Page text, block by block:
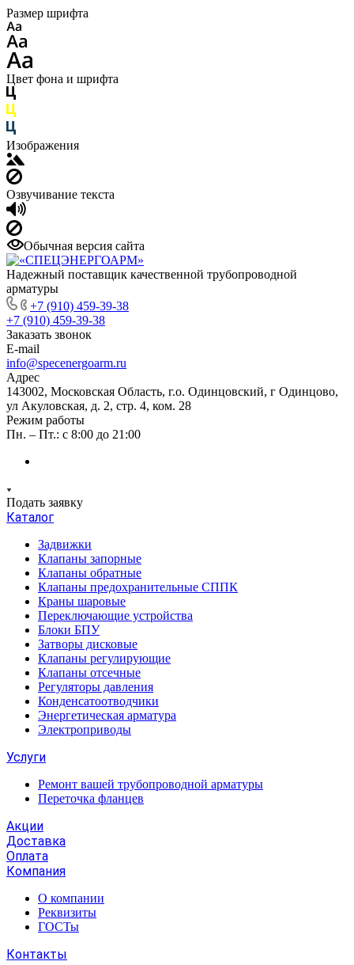
Размер шрифта
Цвет фона и шрифта
Изображения
Озвучивание текста
Обычная версия сайта
Надежный поставщик качественной трубопроводной
арматуры
+7 (910) 459-39-38
+7 (910) 459-39-38
Заказать звонок
E-mail
info@specenergoarm.ru
Адрес
143002, Московская Область, г.о. Одинцовский, г Одинцово,
ул Акуловская, д. 2, стр. 4, ком. 28
Режим работы
Пн. – Пт.: с 8:00 до 21:00
Подать заявку
Каталог
Задвижки
Клапаны запорные
Клапаны обратные
Клапаны предохранительные СППК
Краны шаровые
Переключающие устройства
Блоки БПУ
Затворы дисковые
Клапаны регулирующие
Клапаны отсечные
Регуляторы давления
Конденсатоотводчики
Энергетическая арматура
Электроприводы
Услуги
Ремонт вашей трубопроводной арматуры
Переточка фланцев
Акции
Доставка
Оплата
Компания
О компании
Реквизиты
ГОСТы
Контакты